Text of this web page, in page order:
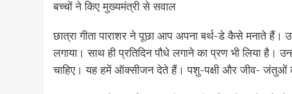
बच्चों ने किए मुख्यमंत्री से सवाल
छात्रा गीता पाराशर ने पूछा आप अपना बर्थ-डे कैसे मनाते हैं।
लगाया। साथ ही प्रतिदिन पौधे लगाने का प्रण भी लिया है।
चाहिए। यह हमें ऑक्सीजन देते हैं। पशु-पक्षी और जीव-